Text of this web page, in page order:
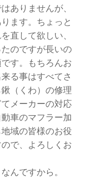
ありませんが、
ます。ちょっと
直して欲しい、
のですが長いの
す。もちろんお
る事はすべてさ
（くわ）の修理
メーカーの対応
車のマフラー加
域の皆様のお役
で、よろしくお
んですから。